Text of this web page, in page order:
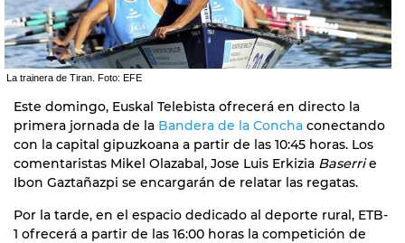
La trainera de Tiran. Foto: EFE
Este domingo, Euskal Telebista ofrecerá en directo la
primera jornada de la Bandera de la Concha conectando
con la capital gipuzkoana a partir de las 10:45 horas. Los
comentaristas Mikel Olazabal, Jose Luis Erkizia Baserrie
Ibon Gaztañazpi se encargarán de relatar las regatas.
Por la tarde, en el espacio dedicado al deporte rural, ETB-
1 ofrecerá a partir de las 16:00 horas la competición de